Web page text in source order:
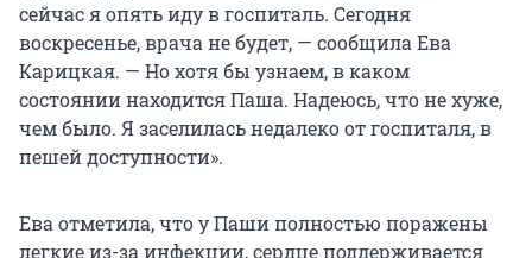
сейчас я опять иду в госпиталь. Сегодня
воскресенье, врача не будет, — сообщила Ева
Карицкая. — Но хотя бы узнаем, в каком
состоянии находится Паша. Надеюсь, что не хуже,
чем было. Я заселилась недалеко от госпиталя, в
пешей доступности».
Ева отметила, что у Паши полностью поражены
легкие из-за инфекции, сердце поддерживается